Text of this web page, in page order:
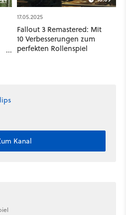
17.05.2025
Fallout 3 Remastered: Mit
10 Verbesserungen zum
perfekten Rollenspiel
Kanal